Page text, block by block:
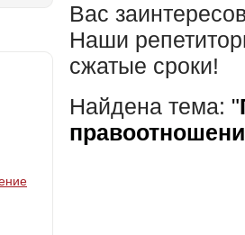
Вас
Наши
сжатые сроки!
Найдена тема: "